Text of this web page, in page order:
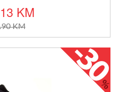
KM
KM